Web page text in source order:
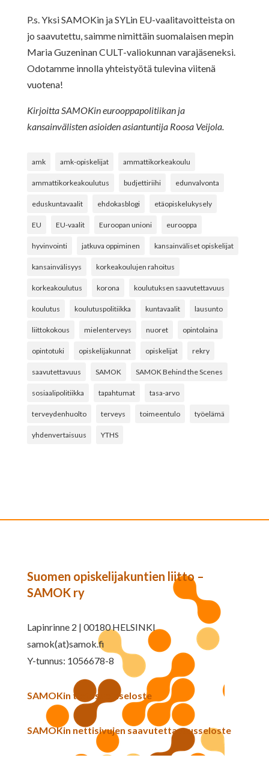
P.s. Yksi SAMOKin ja SYLin EU-vaalitavoitteista on
jo saavutettu, saimme nimittäin suomalaisen mepin
Maria Guzeninan CULT-valiokunnan varajäseneksi.
Odotamme innolla yhteistyötä tulevina viitenä
vuotena!
Kirjoitta SAMOKin eurooppapolitiikan ja
kansainvälisten asioiden asiantuntija Roosa Veijola.
amk amk-opiskelijat ammattikorkeakoulu
ammattikorkeakoulutus budjettiriihi edunvalvonta
eduskuntavaalit ehdokasblogi etäopiskelukysely
EU EU-vaalit Euroopan unioni eurooppa
hyvinvointi jatkuva oppiminen kansainväliset opiskelijat
kansainvälisyys korkeakoulujen rahoitus
korkeakoulutus korona koulutuksen saavutettavuus
koulutus koulutuspolitiikka kuntavaalit lausunto
liittokokous mielenterveys nuoret opintolaina
opintotuki opiskelijakunnat opiskelijat rekry
saavutettavuus SAMOK SAMOK Behind the Scenes
sosiaalipolitiikka tapahtumat tasa-arvo
terveydenhuolto terveys toimeentulo työelämä
yhdenvertaisuus YTHS
Suomen opiskelijakuntien liitto –
SAMOK ry
Lapinrinne 2 | 00180 HELSINKI
samok(at)samok.fi
Y-tunnus: 1056678-8
SAMOKin tietosuojaseloste
SAMOKin nettisivujen saavutettavuusseloste